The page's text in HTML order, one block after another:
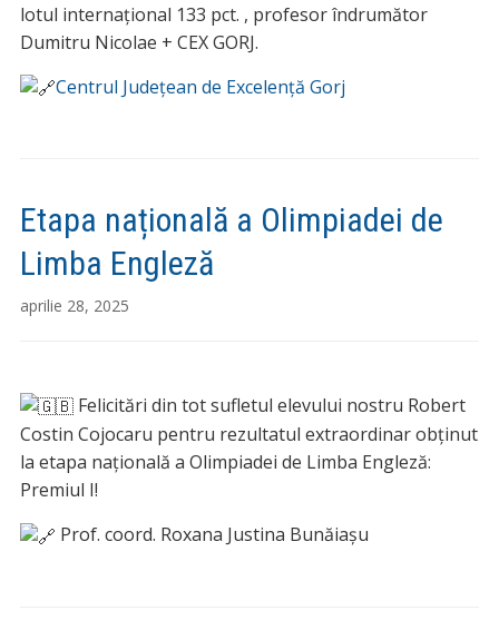
lotul internațional 133 pct. , profesor îndrumător
Dumitru Nicolae + CEX GORJ.
Centrul Județean de Excelență Gorj
Etapa națională a Olimpiadei de
Limba Engleză
aprilie 28, 2025
Felicitări din tot sufletul elevului nostru Robert
Costin Cojocaru pentru rezultatul extraordinar obținut
la etapa națională a Olimpiadei de Limba Engleză:
Premiul I!
Prof. coord. Roxana Justina Bunăiașu